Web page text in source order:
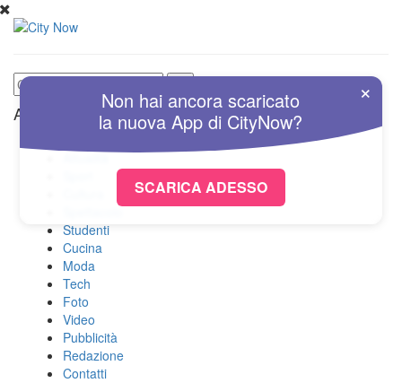
Altre Sezioni
Attualità
Spettacolo
Studenti
Cucina
Moda
Tech
Foto
Video
Pubblicità
Redazione
Contatti
×
Non hai ancora scaricato
la nuovaApp di CityNow?
SCARICA ADESSO